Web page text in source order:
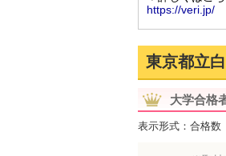
東京都立
大学合格
表示形式：合格数